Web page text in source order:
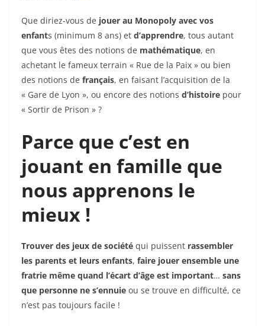
Que diriez-vous de jouer au Monopoly avec vos
enfants (minimum 8 ans) et d’apprendre, tous autant
que vous êtes des notions de mathématique, en
achetant le fameux terrain « Rue de la Paix » ou bien
des notions de français, en faisant l’acquisition de la
« Gare de Lyon », ou encore des notions d’histoire pour
« Sortir de Prison » ?
Parce que c’est en
jouant en famille que
nous apprenons le
mieux !
Trouver des jeux de société qui puissent rassembler
les parents et leurs enfants, faire jouer ensemble une
fratrie même quand l’écart d’âge est important… sans
que personne ne s’ennuie ou se trouve en difficulté, ce
n’est pas toujours facile !